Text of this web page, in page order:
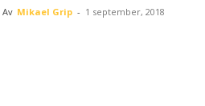
Av Mikael Grip - 1 september, 2018